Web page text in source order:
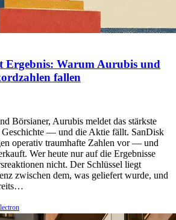
Ergebnis: Warum Aurubis und
fallen
Börsianer, Aurubis meldet das stärkste
Geschichte — und die Aktie fällt. SanDisk
operativ traumhafte Zahlen vor — und
Wer heute nur auf die Ergebnisse
nicht. Der Schlüssel liegt
zwischen dem, was geliefert wurde, und